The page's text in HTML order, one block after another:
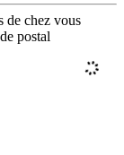
de chez vous
postal